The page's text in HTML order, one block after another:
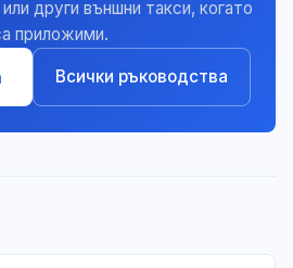
други външни такси, когато
приложими.
Всички ръководства